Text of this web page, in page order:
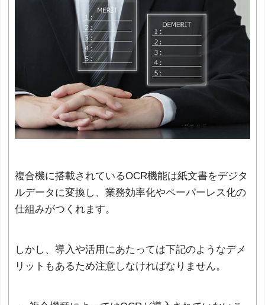
複合機に搭載されているOCR機能は紙文書をデジタ
ルデータに変換し、業務効率化やペーパーレス化の
仕組みがつくれます。
しかし、導入や活用にあたっては下記のようなデメ
リットもあるため注意しなければなりません。